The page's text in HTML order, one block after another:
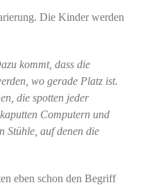
Die Kinder werden
kommt, dass die
wo gerade Platz ist.
die spotten jeder
Computern und
Stühle, auf denen die
eben schon den Begriff